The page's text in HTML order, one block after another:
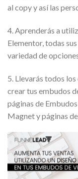
al copy y así las
4. Aprenderás a
Elementor, todas
variedad de
5. Llevarás todos
crear tus embudos
páginas de
Magnet y páginas de